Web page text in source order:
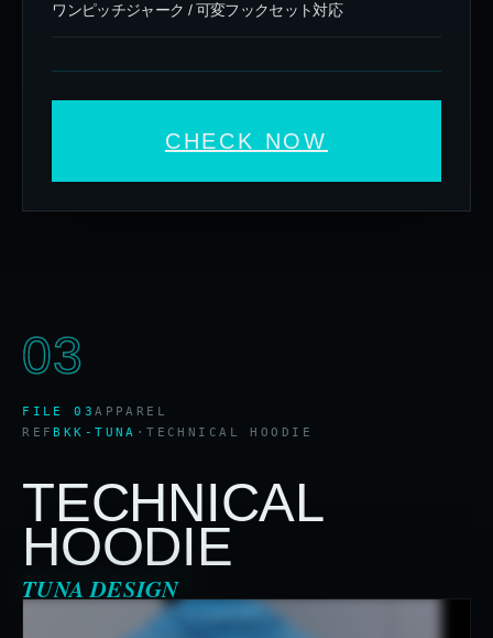
ワンピッチジャーク / 可変フックセット対応
CHECK NOW
03
FILE 03APPAREL
REF BKK-TUNA ·TECHNICAL HOODIE
TECHNICAL
HOODIE
TUNA DESIGN